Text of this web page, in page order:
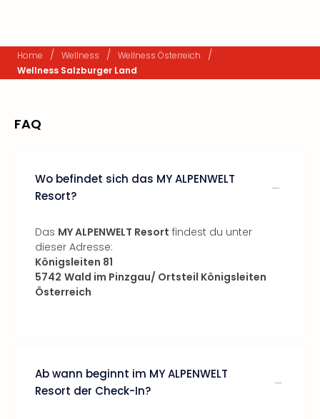
Home / Wellness / Wellness Österreich /
Wellness Salzburger Land
FAQ
Wo befindet sich das MY ALPENWELT
Resort?
Das MY ALPENWELT Resort findest du unter
dieser Adresse:
Königsleiten 81
5742 Wald im Pinzgau/ Ortsteil Königsleiten
Österreich
Ab wann beginnt im MY ALPENWELT
Resort der Check-In?